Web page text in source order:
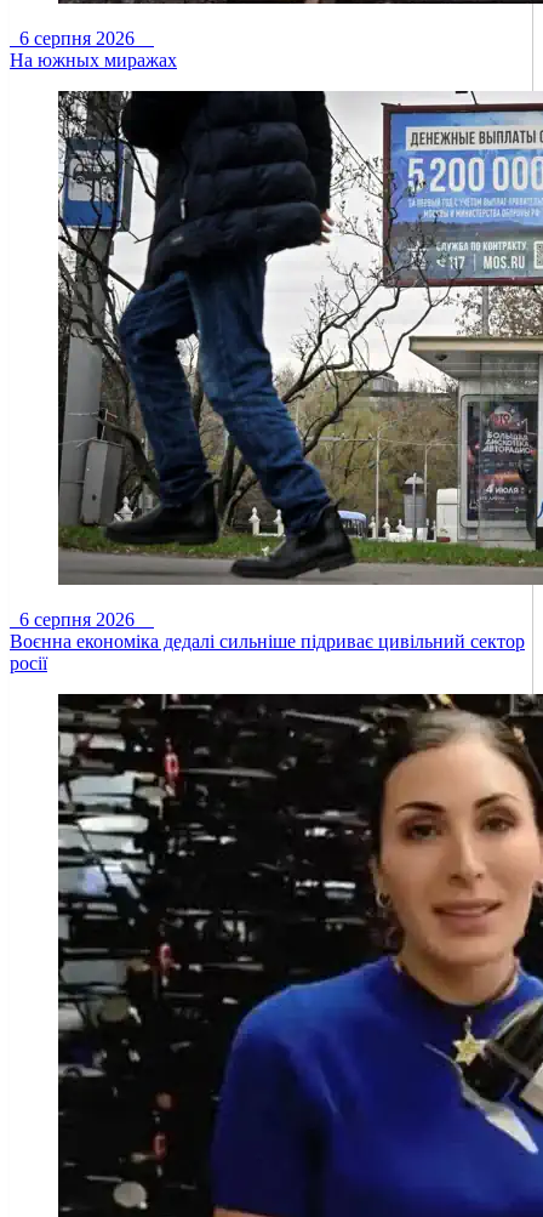
6 серпня 2026
На южных миражах
6 серпня 2026
Воєнна економіка дедалі сильніше підриває цивільний сектор
росії